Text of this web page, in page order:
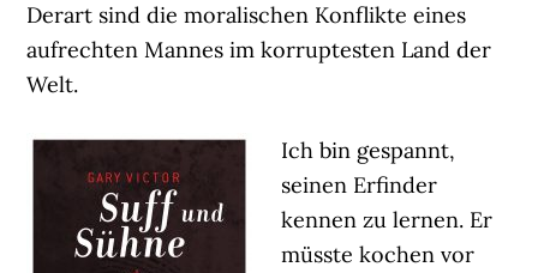
Derart sind die moralischen Konflikte eines
aufrechten Mannes im korruptesten Land der
Welt.
Ich bin gespannt,
seinen Erfinder
kennen zu lernen. Er
müsste kochen vor